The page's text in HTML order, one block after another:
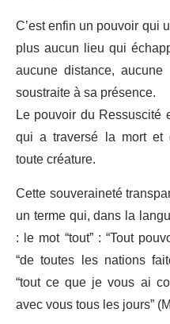
C’est enfin un pouvoir qui
plus aucun lieu qui
aucune distance,
soustraite à sa présence.
Le pouvoir du Ressuscité
qui a traversé la mort et
toute créature.
Cette souveraineté
un terme qui, dans la
: le mot “tout” : “Tout
“de toutes les nations
“tout ce que je vous ai
avec vous tous les jours”